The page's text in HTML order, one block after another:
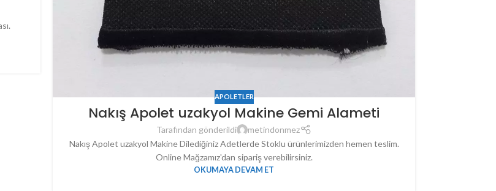
APOLETLER
Nakış Apolet uzakyol Makine Gemi Alameti
Tarafından gönderildi
metindonmez
Nakış Apolet uzakyol Makine Dilediğiniz Adetlerde Stoklu ürünlerimizden hemen teslim.
Online Mağzamız'dan sipariş verebilirsiniz.
OKUMAYA DEVAM ET